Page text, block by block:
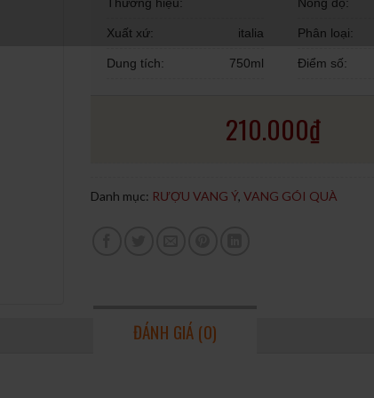
Xuất xứ: italia
Dung tích: 750ml
Phân loại:
Điểm số:
210.000₫
Danh mục: RƯỢU VANG Ý, VANG GÓI QUÀ
ĐÁNH GIÁ (0)